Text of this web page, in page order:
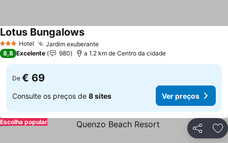
3 EstrelasHotel Jardim exuberante
Lotus Bungalows
8,8 Excelente 980 a 1.2 km de Centro da cidade
De € 69
Consulte os preços de 8 sites Ver preços
Partilhar
Escolha popular